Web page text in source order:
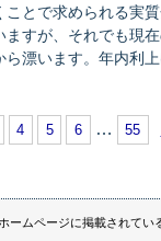
とで求められる実
すが、それでも現
漂います。年内利
4 5 6 … 55
ームページに掲載されてい